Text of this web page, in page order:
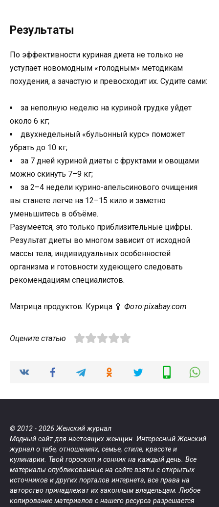
Результаты
По эффективности куриная диета не только не
уступает новомодным «голодным» методикам
похудения, а зачастую и превосходит их. Судите сами:
за неполную неделю на куриной грудке уйдет
около 6 кг;
двухнедельный «бульонный курс» поможет
убрать до 10 кг;
за 7 дней куриной диеты с фруктами и овощами
можно скинуть 7–9 кг;
за 2–4 недели курино-апельсинового очищения
вы станете легче на 12–15 кило и заметно
уменьшитесь в объёме.
Разумеется, это только приблизительные цифры.
Результат диеты во многом зависит от исходной
массы тела, индивидуальных особенностей
организма и готовности худеющего следовать
рекомендациям специалистов.
Матрица продуктов: Курица 🥄 Фото:pixabay.com
Оцените статью
© 2012 - 2026 Женский журнал
Модный сайт для настоящих женщин. Интересный Женский
журнал о тебе, отношениях, семье, стиле, красоте и
кулинарии. Твой гороскоп и сонник на каждый день. Все
материалы опубликованные на сайте взяты с открытых
источников и других порталов интернета, все права на
авторство принадлежат их законным владельцам. Любое
копирование материалов с нашего ресурса разрешается